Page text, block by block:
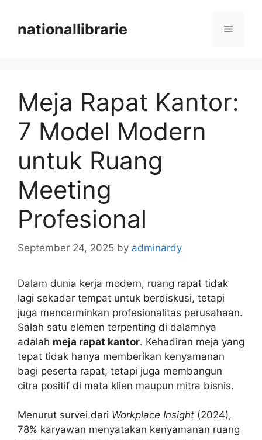
contentnationallibrarie Menu
Meja Rapat Kantor:
7 Model Modern
untuk Ruang
Meeting
Profesional
September 24, 2025 by adminardy
Dalam dunia kerja modern, ruang rapat tidak
lagi sekadar tempat untuk berdiskusi, tetapi
juga mencerminkan profesionalitas perusahaan.
Salah satu elemen terpenting di dalamnya
adalah meja rapat kantor. Kehadiran meja yang
tepat tidak hanya memberikan kenyamanan
bagi peserta rapat, tetapi juga membangun
citra positif di mata klien maupun mitra bisnis.
Menurut survei dari Workplace Insight (2024),
78% karyawan menyatakan kenyamanan ruang